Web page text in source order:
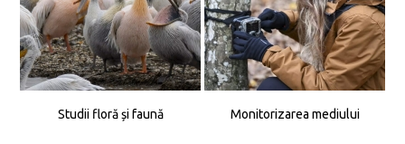
Studii floră și faună Monitorizarea mediului